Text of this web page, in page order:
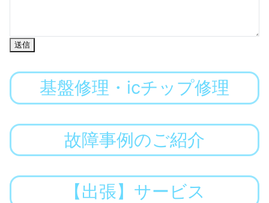
送信
基盤修理・icチップ修理
故障事例のご紹介
【出張】サービス